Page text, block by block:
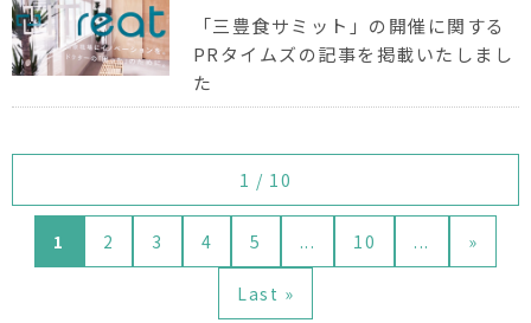
「三豊食サミット」の開催に関する
PRタイムズの記事を掲載いたしまし
た
1 / 10
1 2 3 4 5 ... 10 ... »
Last »